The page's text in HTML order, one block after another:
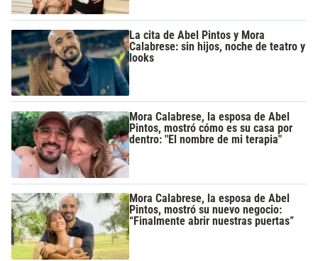
La cita de Abel Pintos y Mora
Calabrese: sin hijos, noche de teatro y
looks
Mora Calabrese, la esposa de Abel
Pintos, mostró cómo es su casa por
dentro: "El nombre de mi terapia"
Mora Calabrese, la esposa de Abel
Pintos, mostró su nuevo negocio:
“Finalmente abrir nuestras puertas”